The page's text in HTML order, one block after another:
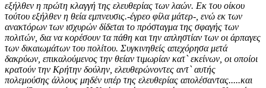
εξήλθεν η πρώτη κλαγγή της ελευθερίας των λαών. Εκ του οίκου
τούτου εξήλθεν η θεία εμπνευσις.-έγρεο φίλα μάτερ-, ενώ εκ των
ανακτόρων των ισχυρών δίδεται το πρόσταγμα της σφαγής των
πολιτών, δια να κορέσουν τα πάθη και την απληστίαν των οι άρπαγες
των δικαιωμάτων του πολίτου. Συγκινηθείς απεχόρησα μετά
δακρύων, επικαλούμενος την θείαν τιμωρίαν κατ` εκείνων, οι οποίοι
κρατούν την Κρήτην δούλην, ελευθερώνοντες αντ` αυτής
πολεμούσης άλλους μηδέν υπέρ της ελευθερίας απολέσαντας.....και